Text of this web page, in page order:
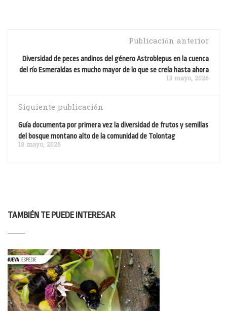
Publicación anterior
Diversidad de peces andinos del género Astroblepus en la cuenca
del río Esmeraldas es mucho mayor de lo que se creía hasta ahora
13 mayo, 2026
Siguiente publicación
Guía documenta por primera vez la diversidad de frutos y semillas
del bosque montano alto de la comunidad de Tolontag
18 mayo, 2026
TAMBIÉN TE PUEDE INTERESAR